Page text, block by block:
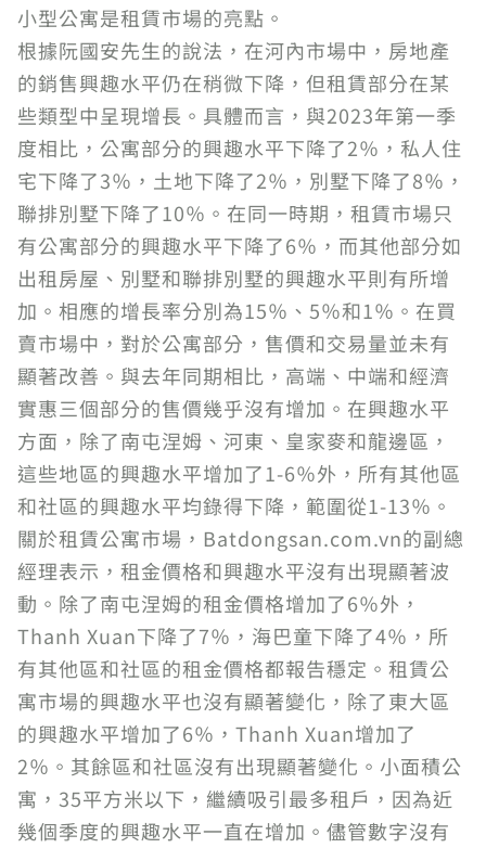
小型公寓是租賃市場的亮點。
根據阮國安先生的說法，在河內市場中，房地產
的銷售興趣水平仍在稍微下降，但租賃部分在某
些類型中呈現增長。具體而言，與2023年第一季
度相比，公寓部分的興趣水平下降了2％，私人住
宅下降了3％，土地下降了2％，別墅下降了8％，
聯排別墅下降了10％。在同一時期，租賃市場只
有公寓部分的興趣水平下降了6％，而其他部分如
出租房屋、別墅和聯排別墅的興趣水平則有所增
加。相應的增長率分別為15％、5％和1％。在買
賣市場中，對於公寓部分，售價和交易量並未有
顯著改善。與去年同期相比，高端、中端和經濟
實惠三個部分的售價幾乎沒有增加。在興趣水平
方面，除了南屯涅姆、河東、皇家麥和龍邊區，
這些地區的興趣水平增加了1-6％外，所有其他區
和社區的興趣水平均錄得下降，範圍從1-13％。
關於租賃公寓市場，Batdongsan.com.vn的副總
經理表示，租金價格和興趣水平沒有出現顯著波
動。除了南屯涅姆的租金價格增加了6％外，
Thanh Xuan下降了7％，海巴童下降了4％，所
有其他區和社區的租金價格都報告穩定。租賃公
寓市場的興趣水平也沒有顯著變化，除了東大區
的興趣水平增加了6％，Thanh Xuan增加了
2％。其餘區和社區沒有出現顯著變化。小面積公
寓，35平方米以下，繼續吸引最多租戶，因為近
幾個季度的興趣水平一直在增加。儘管數字沒有